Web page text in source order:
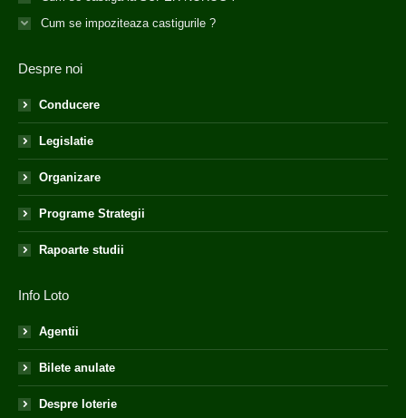
Cum se impoziteaza castigurile ?
Despre noi
Conducere
Legislatie
Organizare
Programe Strategii
Rapoarte studii
Info Loto
Agentii
Bilete anulate
Despre loterie